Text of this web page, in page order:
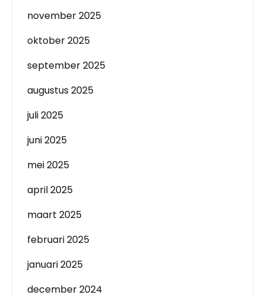
november 2025
oktober 2025
september 2025
augustus 2025
juli 2025
juni 2025
mei 2025
april 2025
maart 2025
februari 2025
januari 2025
december 2024